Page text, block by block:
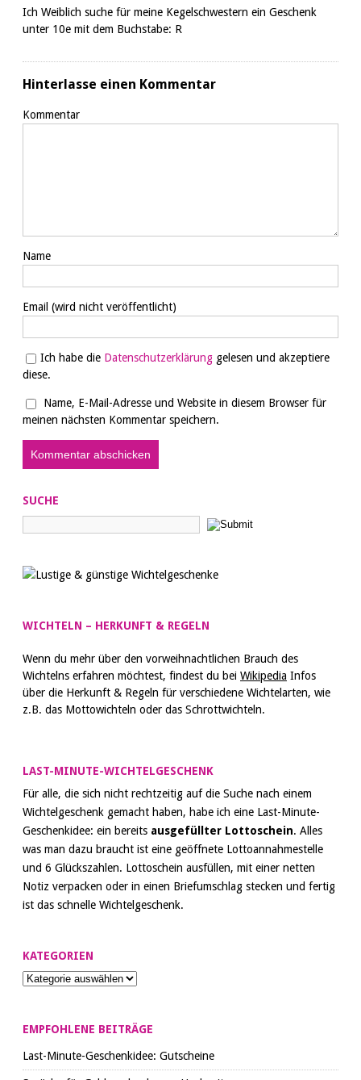
Ich Weiblich suche für meine Kegelschwestern ein Geschenk
unter 10e mit dem Buchstabe: R
Hinterlasse einen Kommentar
Kommentar
Name
Email (wird nicht veröffentlicht)
Ich habe die Datenschutzerklärung gelesen und akzeptiere
diese.
Name, E-Mail-Adresse und Website in diesem Browser für
meinen nächsten Kommentar speichern.
SUCHE
WICHTELN – HERKUNFT & REGELN
Wenn du mehr über den vorweihnachtlichen Brauch des
Wichtelns erfahren möchtest, findest du bei Wikipedia Infos
über die Herkunft & Regeln für verschiedene Wichtelarten, wie
z.B. das Mottowichteln oder das Schrottwichteln.
LAST-MINUTE-WICHTELGESCHENK
Für alle, die sich nicht rechtzeitig auf die Suche nach einem
Wichtelgeschenk gemacht haben, habe ich eine Last-Minute-
Geschenkidee: ein bereits ausgefüllter Lottoschein. Alles
was man dazu braucht ist eine geöffnete Lottoannahmestelle
und 6 Glückszahlen. Lottoschein ausfüllen, mit einer netten
Notiz verpacken oder in einen Briefumschlag stecken und fertig
ist das schnelle Wichtelgeschenk.
KATEGORIEN
EMPFOHLENE BEITRÄGE
Last-Minute-Geschenkidee: Gutscheine